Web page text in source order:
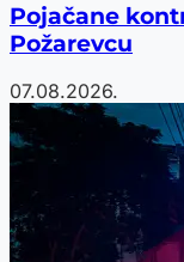
Pojačane
Požarevcu
07.08.2026.